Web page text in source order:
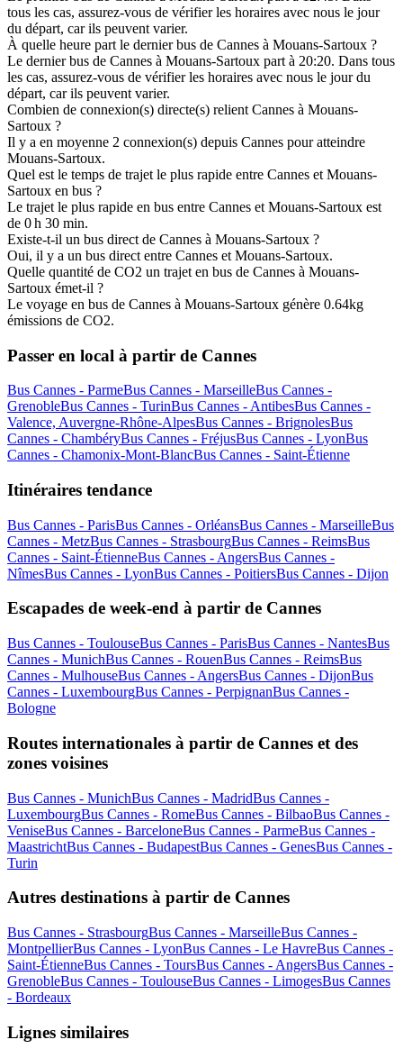
tous les cas, assurez-vous de vérifier les horaires avec nous le jour
du départ, car ils peuvent varier.
À quelle heure part le dernier bus de Cannes à Mouans-Sartoux ?
Le dernier bus de Cannes à Mouans-Sartoux part à 20:20. Dans tous
les cas, assurez-vous de vérifier les horaires avec nous le jour du
départ, car ils peuvent varier.
Combien de connexion(s) directe(s) relient Cannes à Mouans-
Sartoux ?
Il y a en moyenne 2 connexion(s) depuis Cannes pour atteindre
Mouans-Sartoux.
Quel est le temps de trajet le plus rapide entre Cannes et Mouans-
Sartoux en bus ?
Le trajet le plus rapide en bus entre Cannes et Mouans-Sartoux est
de 0 h 30 min.
Existe-t-il un bus direct de Cannes à Mouans-Sartoux ?
Oui, il y a un bus direct entre Cannes et Mouans-Sartoux.
Quelle quantité de CO2 un trajet en bus de Cannes à Mouans-
Sartoux émet-il ?
Le voyage en bus de Cannes à Mouans-Sartoux génère 0.64kg
émissions de CO2.
Passer en local à partir de Cannes
Bus Cannes - ParmeBus Cannes - MarseilleBus Cannes -
GrenobleBus Cannes - TurinBus Cannes - AntibesBus Cannes -
Valence, Auvergne-Rhône-AlpesBus Cannes - BrignolesBus
Cannes - ChambéryBus Cannes - FréjusBus Cannes - LyonBus
Cannes - Chamonix-Mont-BlancBus Cannes - Saint-Étienne
Itinéraires tendance
Bus Cannes - ParisBus Cannes - OrléansBus Cannes - MarseilleBus
Cannes - MetzBus Cannes - StrasbourgBus Cannes - ReimsBus
Cannes - Saint-ÉtienneBus Cannes - AngersBus Cannes -
NîmesBus Cannes - LyonBus Cannes - PoitiersBus Cannes - Dijon
Escapades de week-end à partir de Cannes
Bus Cannes - ToulouseBus Cannes - ParisBus Cannes - NantesBus
Cannes - MunichBus Cannes - RouenBus Cannes - ReimsBus
Cannes - MulhouseBus Cannes - AngersBus Cannes - DijonBus
Cannes - LuxembourgBus Cannes - PerpignanBus Cannes -
Bologne
Routes internationales à partir de Cannes et des
zones voisines
Bus Cannes - MunichBus Cannes - MadridBus Cannes -
LuxembourgBus Cannes - RomeBus Cannes - BilbaoBus Cannes -
VeniseBus Cannes - BarceloneBus Cannes - ParmeBus Cannes -
MaastrichtBus Cannes - BudapestBus Cannes - GenesBus Cannes -
Turin
Autres destinations à partir de Cannes
Bus Cannes - StrasbourgBus Cannes - MarseilleBus Cannes -
MontpellierBus Cannes - LyonBus Cannes - Le HavreBus Cannes -
Saint-ÉtienneBus Cannes - ToursBus Cannes - AngersBus Cannes -
GrenobleBus Cannes - ToulouseBus Cannes - LimogesBus Cannes
- Bordeaux
Lignes similaires